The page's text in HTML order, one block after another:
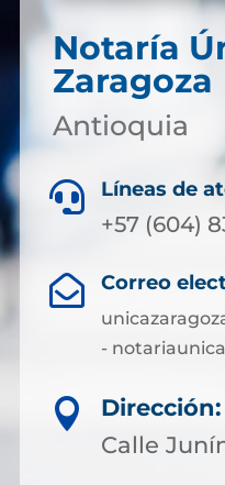
Notaría
Zaragoza
Antioquia
 Líneas de
+57 (604)
 Correo
-

Dirección:
Calle